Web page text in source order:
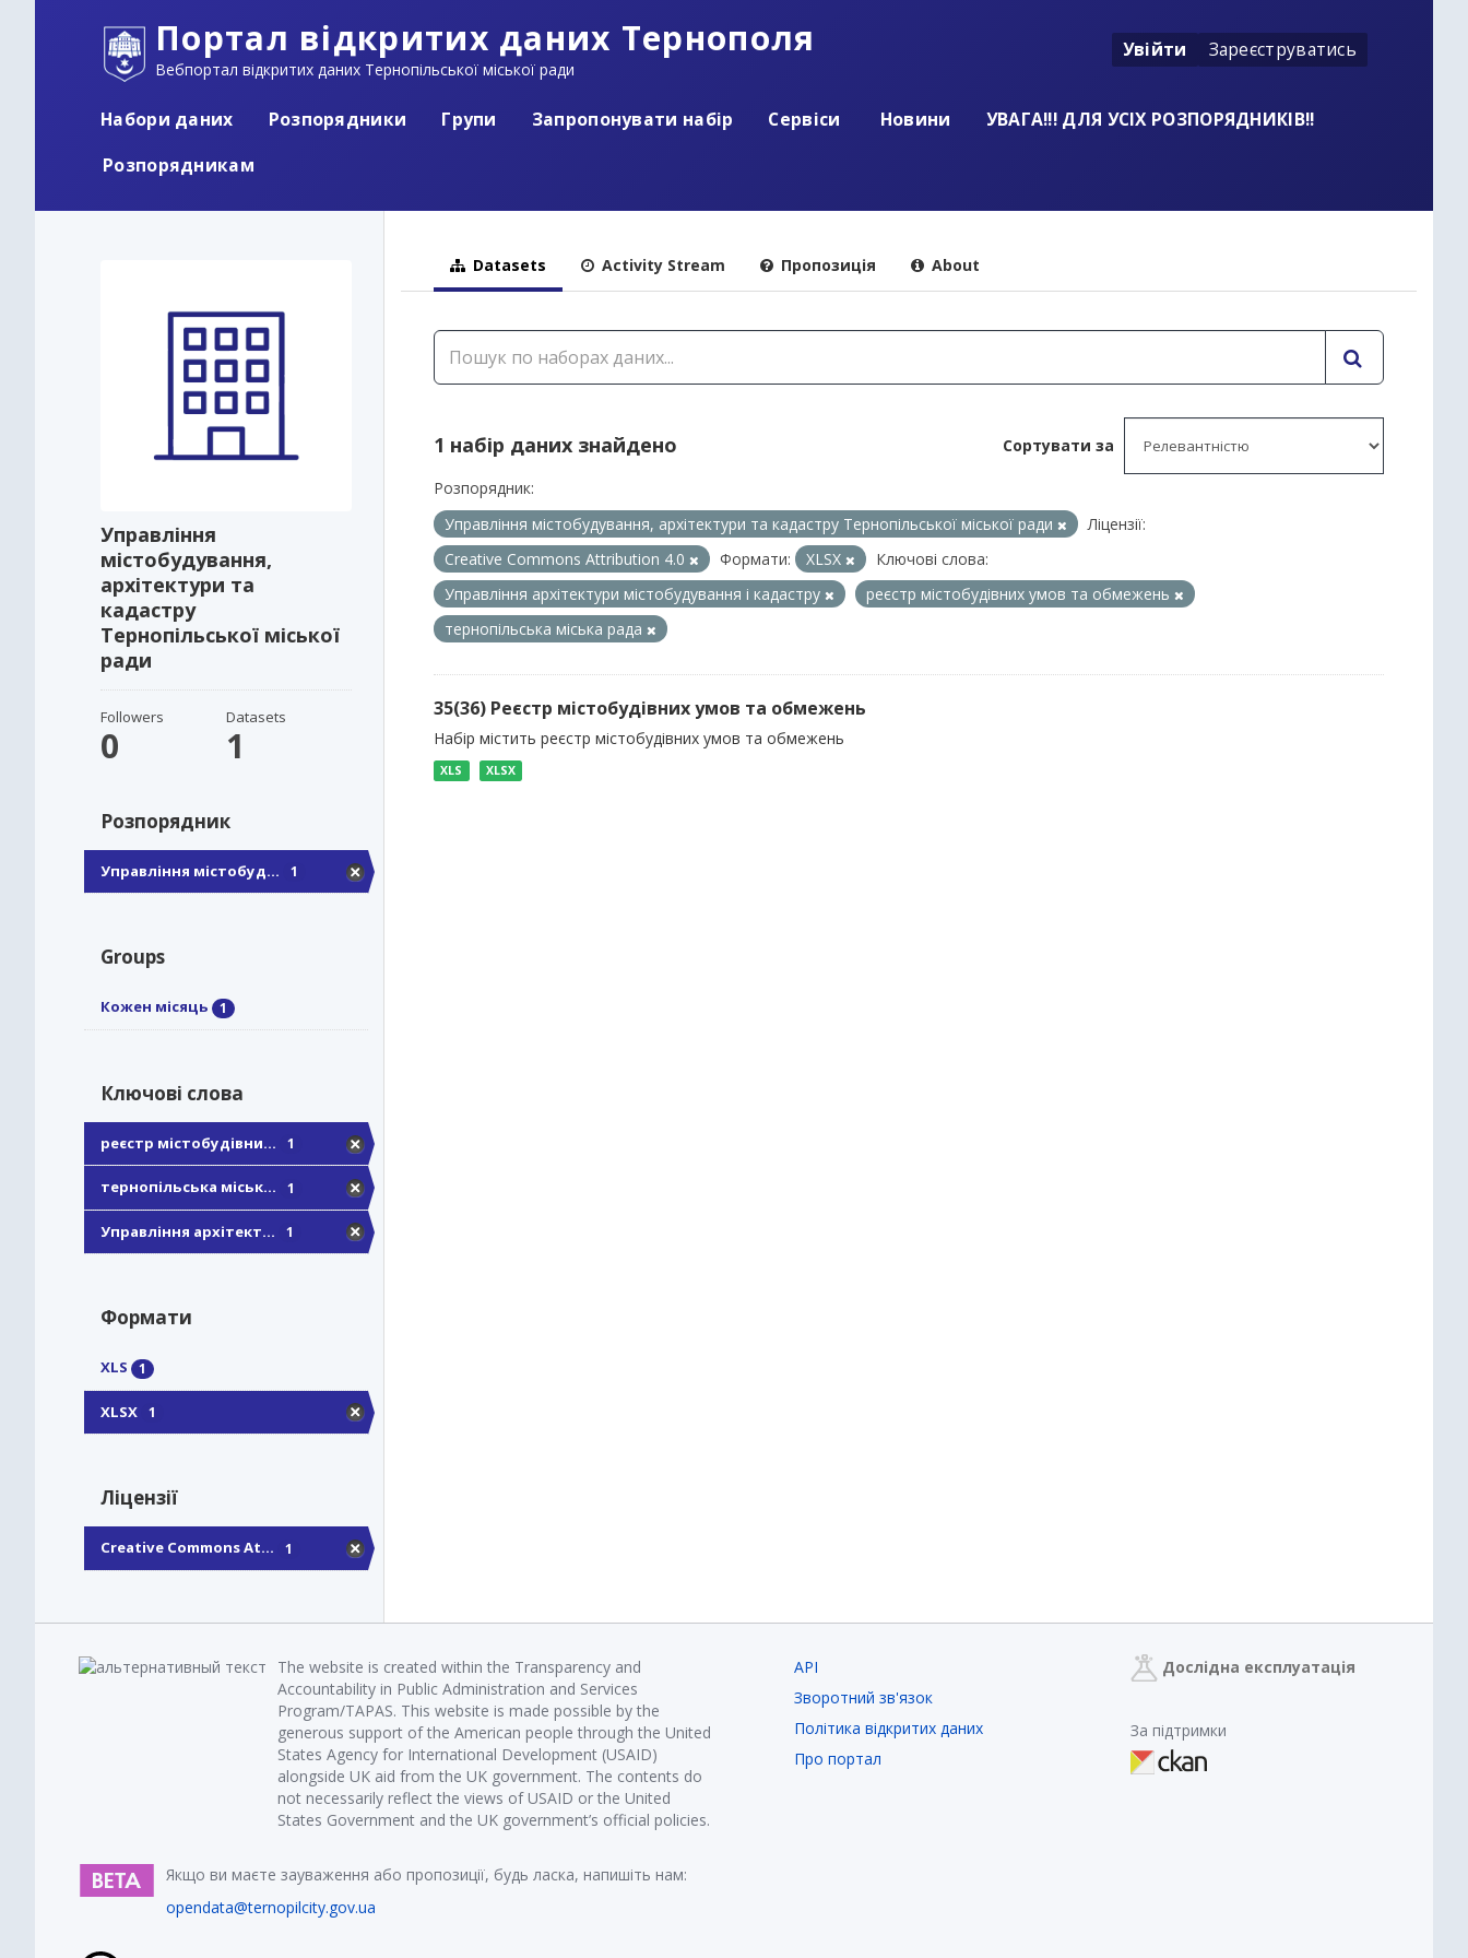
Портал відкритих даних Тернополя
Вебпортал відкритих даних Тернопільської міської ради
Увійти Зареєструватись
Набори даних Розпорядники Групи Запропонувати набір Сервіси Новини
УВАГА!!! ДЛЯ УСІХ РОЗПОРЯДНИКІВ!!
Розпорядникам
Управління
містобудування,
архітектури та
кадастру
Тернопільської міської
ради
Followers
0
Datasets
1
Розпорядник
Управління містобуд... 1
Groups
Кожен місяць 1
Ключові слова
реєстр містобудівни... 1
тернопільська міськ... 1
Управління архітект... 1
Формати
XLS 1
XLSX 1
Ліцензії
Creative Commons At... 1
Datasets Activity Stream Пропозиція About
Сортувати за
1 набір даних знайдено
Розпорядник:
Управління містобудування, архітектури та кадастру Тернопільської міської ради
Ліцензії:
Creative Commons Attribution 4.0
Формати: XLSX
Ключові слова:
Управління архітектури містобудування і кадастру
реєстр містобудівних умов та обмежень
тернопільська міська рада
35(36) Реєстр містобудівних умов та обмежень
Набір містить реєстр містобудівних умов та обмежень
XLS XLSX
The website is created within the Transparency and
Accountability in Public Administration and Services
Program/TAPAS. This website is made possible by the
generous support of the American people through the United
States Agency for International Development (USAID)
alongside UK aid from the UK government. The contents do
not necessarily reflect the views of USAID or the United
States Government and the UK government’s official policies.
Якщо ви маєте зауваження або пропозиції, будь ласка, напишіть нам:
opendata@ternopilcity.gov.ua
API
Зворотний зв'язок
Політика відкритих даних
Про портал
Дослідна експлуатація
За підтримки